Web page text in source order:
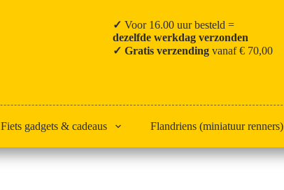
✓ Voor 16.00 uur besteld =
dezelfde werkdag verzonden
✓ Gratis verzendingvanaf € 70,00
Fiets gadgets & cadeaus Flandriens (miniatuur renners)